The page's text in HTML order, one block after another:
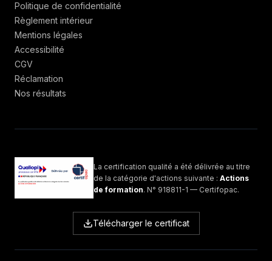
Politique de confidentialité
Règlement intérieur
Mentions légales
Accessibilité
CGV
Réclamation
Nos résultats
La certification qualité a été délivrée au titre
de la catégorie d'actions suivante : Actions
de formation. N° 918811-1 — Certifopac.
Télécharger le certificat